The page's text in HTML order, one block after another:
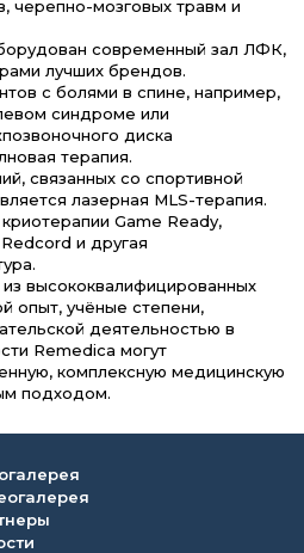
черепно-мозговых травм и
современный зал ЛФК,
лучших брендов.
с болями в спине, например,
синдроме или
диска
терапия.
связанных со спортивной
лазерная MLS-терапия.
Game Ready,
и другая
высококвалифицированных
опыт, учёные степени,
деятельностью в
Remedica могут
комплексную медицинскую
подходом.